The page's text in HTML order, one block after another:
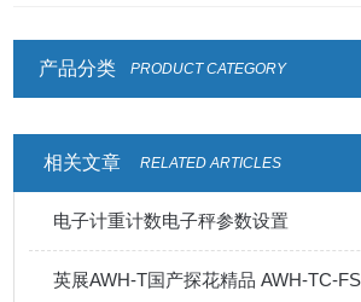
产品分类 PRODUCT CATEGORY
相关文章 RELATED ARTICLES
电子计重计数电子秤参数设置
英展AWH-T国产探花精品 AWH-TC-